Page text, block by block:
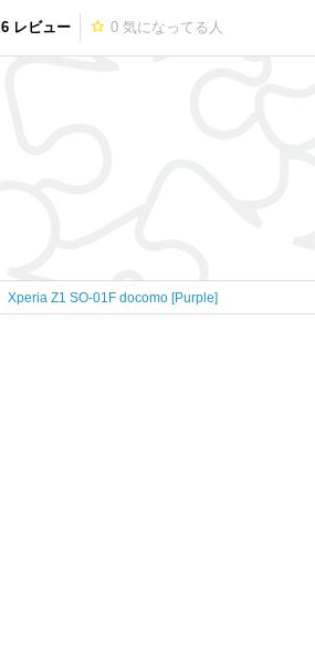
6 レビュー 0 気になってる人
Xperia Z1 SO-01F docomo [Purple]